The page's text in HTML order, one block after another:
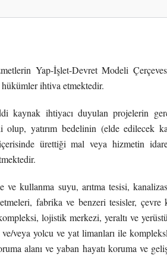
Yap-İşlet-Devret Modeli
hükümler ihtiva etmektedir.
ihtiyacı duyulan projelerin
yatırım bedelinin (elde edilecek
ürettiği mal veya hizmetin
kullanma suyu, arıtma tesisi,
fabrika ve benzeri tesisler,
lojistik merkezi, yeraltı ve
veya yolcu ve yat limanları ile
alanı ve yaban hayatı koruma ve